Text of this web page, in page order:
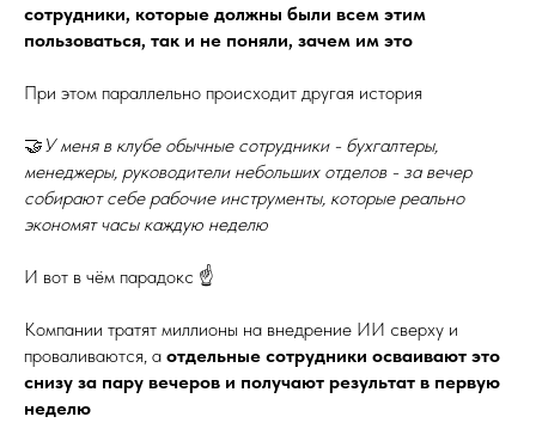
сотрудники, которые должны были всем этим
пользоваться, так и не поняли, зачем им это
При этом параллельно происходит другая история
🤝 У меня в клубе обычные сотрудники - бухгалтеры,
менеджеры, руководители небольших отделов - за вечер
собирают себе рабочие инструменты, которые реально
экономят часы каждую неделю
И вот в чём парадокс ☝️
Компании тратят миллионы на внедрение ИИ сверху и
проваливаются, а отдельные сотрудники осваивают это
снизу за пару вечеров и получают результат в первую
неделю